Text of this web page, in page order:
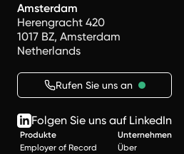
Amsterdam
Herengracht 420
1017 BZ, Amsterdam
Netherlands
Rufen Sie uns an
Folgen Sie uns auf LinkedIn
Produkte
Employer of Record
Unternehmen
Über